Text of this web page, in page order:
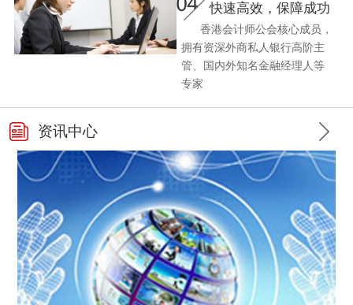
快速高效，保障成功
香港会计师公会核心成员，
拥有资深外商私人银行高阶主
管、国内外知名金融经理人等
专家
资讯中心